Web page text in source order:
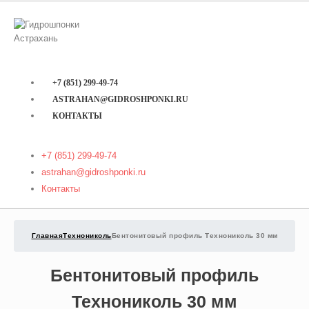
+7 (851) 299-49-74
ASTRAHAN@GIDROSHPONKI.RU
КОНТАКТЫ
+7 (851) 299-49-74
astrahan@gidroshponki.ru
Контакты
ГлавнаяТехноникольБентонитовый профиль Технониколь 30 мм
Бентонитовый профиль
Технониколь 30 мм